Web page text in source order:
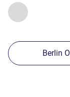
Önceki -
Sayfa ,
Berlin